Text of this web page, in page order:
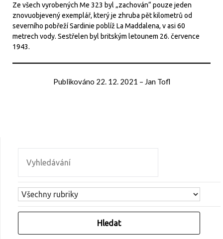
Ze všech vyrobených Me 323 byl „zachován“ pouze jeden
znovuobjevený exemplář, který je zhruba pět kilometrů od
severního pobřeží Sardinie poblíž La Maddalena, v asi 60
metrech vody. Sestřelen byl britským letounem 26. července
1943.
Publikováno 22. 12. 2021 – Jan Tofl